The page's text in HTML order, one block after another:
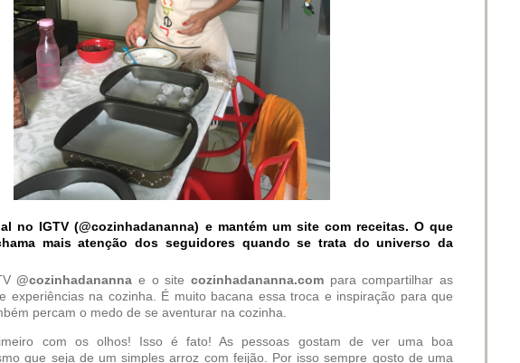
no IGTV (@cozinhadananna) e mantém um site com receitas. O que
mais atenção dos seguidores quando se trata do universo da
@cozinhadananna e o site cozinhadananna.com para compartilhar as
experiências na cozinha. É muito bacana essa troca e inspiração para que
percam o medo de se aventurar na cozinha.
com os olhos! Isso é fato! As pessoas gostam de ver uma boa
que seja de um simples arroz com feijão. Por isso sempre gosto de uma